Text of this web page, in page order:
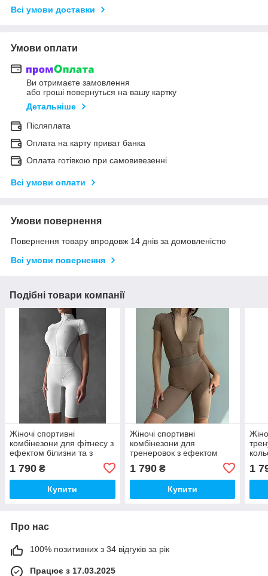
Всі умови доставки
Умови оплати
Ви отримаєте замовлення
або гроші повернуться на вашу картку
Детальніше
Післяплата
Оплата на карту приват банка
Оплата готівкою при самовивезенні
Всі умови оплати
Умови повернення
Повернення товару впродовж 14 днів за домовленістю
Всі умови повернення
Подібні товари компанії
Жіночі спортивні
комбінезони для фітнесу з
ефектом білизни та з
1 790 ₴
Купити
Жіночі спортивні
комбінезони для
тренеровок з ефектом
вставками темно-бежевий
1 790₴
Купити
1
Про нас
100% позитивних з 34 відгуків за рік
Працює з 17.03.2025